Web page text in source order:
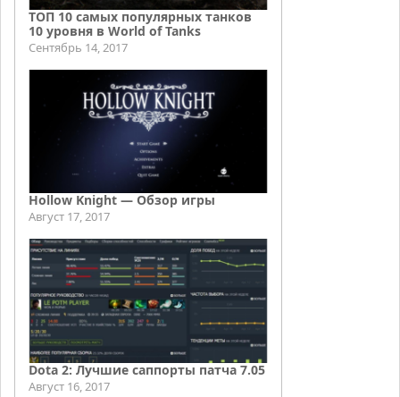
ТОП 10 самых популярных танков
10 уровня в World of Tanks
Сентябрь 14, 2017
Hollow Knight — Обзор игры
Август 17, 2017
Dota 2: Лучшие саппорты патча 7.05
Август 16, 2017